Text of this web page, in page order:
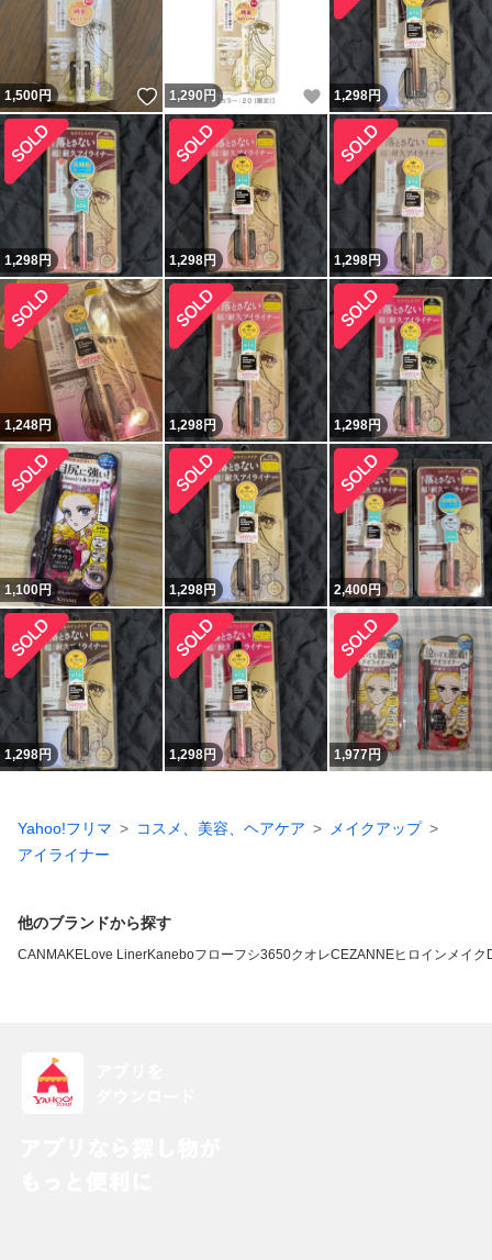
1,500円 いいね！
1,290 円 いいね！
1,298円
1,298円 1,298円 1,298円
1,248円 1,298円 1,298円
1,100円 1,298円 2,400円
1,298円 1,298円 1,977円
Yahoo!フリマ コスメ、美容、ヘアケア
メイクアップ
アイライナー
他のブランドから探す
CANMAKELove LinerKaneboフローフシ3650クオレCEZANNEヒロインメイク